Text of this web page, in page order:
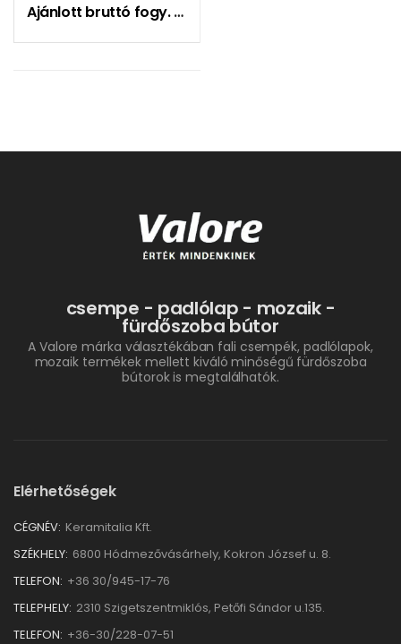
Ajánlott bruttó fogy. ár:
csempe - padlólap - mozaik -
fürdőszoba bútor
A Valore márka választékában fali csempék, padlólapok,
mozaik termékek mellett kiváló minőségű fürdőszoba
bútorok is megtalálhatók.
Elérhetőségek
CÉGNÉV: Keramitalia Kft.
SZÉKHELY: 6800 Hódmezővásárhely, Kokron József u. 8.
TELEFON: +36 30/945-17-76
TELEPHELY: 2310 Szigetszentmiklós, Petőfi Sándor u.135.
TELEFON: +36-30/228-07-51